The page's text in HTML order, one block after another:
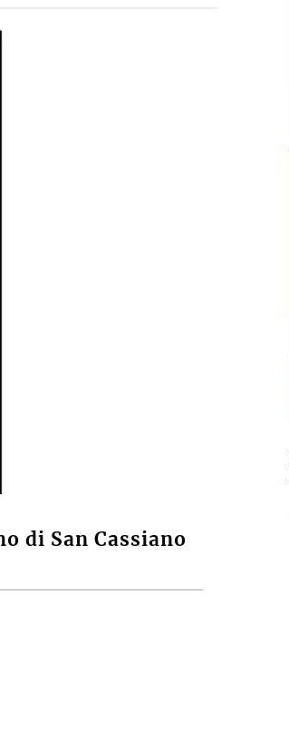
di San Cassiano